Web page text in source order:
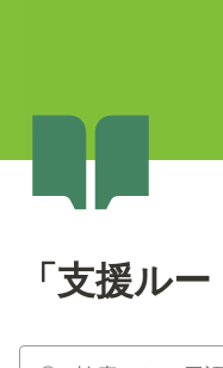
「支援ル